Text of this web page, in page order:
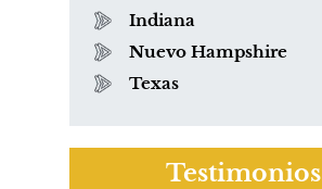
Indiana
Nuevo Hampshire
Texas
Testimonios